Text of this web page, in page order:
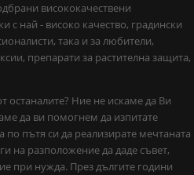
висококачествени
с най - високо качество, градински
така и за любители,
препарати за растителна защита,
Ние не искаме да Ви
да ви помогнем да изпитате
по пътя си да реализирате мечтаната
на разположение да даде съвет,
при нужда. През дългите години